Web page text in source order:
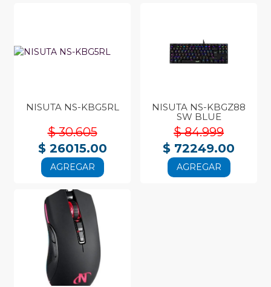
NISUTA NS-KBG5RL
$ 30.605
$ 26015.00
AGREGAR
NISUTA NS-KBGZ88
SW BLUE
$ 84.999
$ 72249.00
AGREGAR